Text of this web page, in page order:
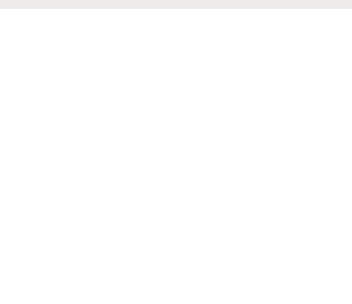
relancer
vous